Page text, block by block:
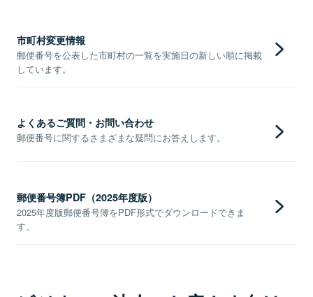
市町村変更情報
郵便番号を公表した市町村の一覧を実施日の新しい順に掲載
しています。
よくあるご質問・お問い合わせ
郵便番号に関するさまざまな疑問にお答えします。
郵便番号簿PDF（2025年度版）
2025年度版郵便番号簿をPDF形式でダウンロードできま
す。